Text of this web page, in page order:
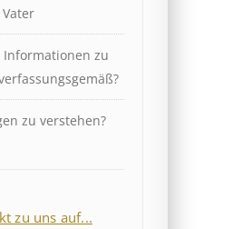
zu
zu verstehen?
zu uns auf...